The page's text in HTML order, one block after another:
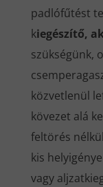
padlófűtést
kiegészítő,
szükségünk,
közvetlenül
kövezet alá
feltörés
kis
vagy